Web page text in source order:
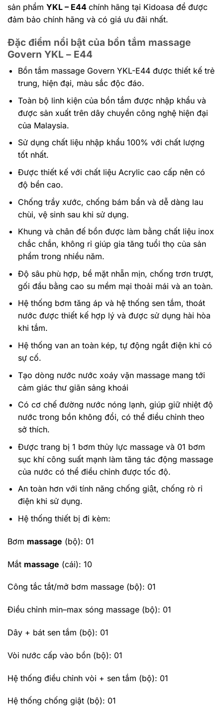
sản phẩm YKL – E44 chính hãng tại Kidoasa để được
đảm bảo chính hãng và có giá ưu đãi nhất.
Đặc điểm nổi bật của bồn tắm massage
Govern YKL – E44
Bồn tắm massage Govern YKL-E44 được thiết kế trẻ
trung, hiện đại, màu sắc độc đáo.
Toàn bộ linh kiện của bồn tắm được nhập khẩu và
được sản xuất trên dây chuyền công nghệ hiện đại
của Malaysia.
Sử dụng chất liệu nhập khẩu 100% với chất lượng
tốt nhất.
Được thiết kế với chất liệu Acrylic cao cấp nên có
độ bền cao.
Chống trầy xước, chống bám bẩn và dễ dàng lau
chùi, vệ sinh sau khi sử dụng.
Khung và chân đế bồn được làm bằng chất liệu inox
chắc chắn, không rỉ giúp gia tăng tuổi thọ của sản
phẩm trong nhiều năm.
Độ sâu phù hợp, bề mặt nhẵn mịn, chống trơn trượt,
gối đầu bằng cao su mềm mại thoải mái và an toàn.
Hệ thống bơm tăng áp và hệ thống sen tắm, thoát
nước được thiết kế hợp lý và được sử dụng hài hòa
khi tắm.
Hệ thống van an toàn kép, tự động ngắt điện khi có
sự cố.
Tạo dòng nước nước xoáy vặn massage mang tới
cảm giác thư giãn sảng khoái
Có cơ chế đường nước nóng lạnh, giúp giữ nhiệt độ
nước trong bồn không đổi, có thể điều chỉnh theo
sở thích.
Được trang bị 1 bơm thủy lực massage và 01 bơm
sục khí công suất mạnh làm tăng tác động massage
của nước có thể điều chỉnh được tốc độ.
An toàn hơn với tính năng chống giật, chống rò rỉ
điện khi sử dụng.
Hệ thống thiết bị đi kèm:
Bơm massage (bộ): 01
Mắt massage (cái): 10
Công tắc tắt/mở bơm massage (bộ): 01
Điều chỉnh min–max sóng massage (bộ): 01
Dây + bát sen tắm (bộ): 01
Vòi nước cấp vào bồn (bộ): 01
Hệ thống điều chỉnh vòi + sen tắm (bộ): 01
Hệ thống chống giật (bộ): 01